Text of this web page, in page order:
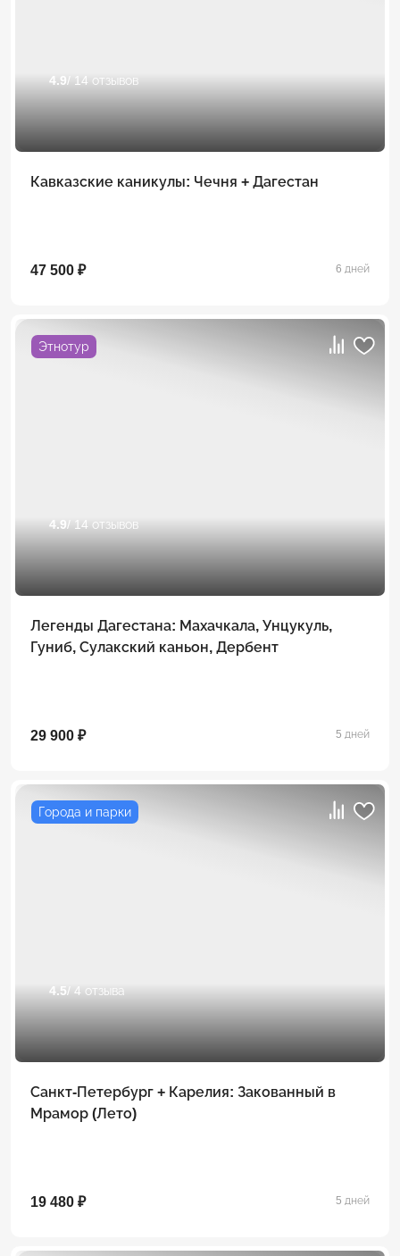
4.9 / 14 отзывов
Кавказские каникулы: Чечня + Дагестан
47 500 ₽ 6 дней
Этнотур
4.9/ 14 отзывов
Легенды Дагестана: Махачкала, Унцукуль,
Гуниб, Сулакский каньон, Дербент
29 900 ₽ 5 дней
Города и парки
4.5/ 4 отзыва
Санкт-Петербург + Карелия: Закованный в
Мрамор (Лето)
19 480 ₽ 5 дней